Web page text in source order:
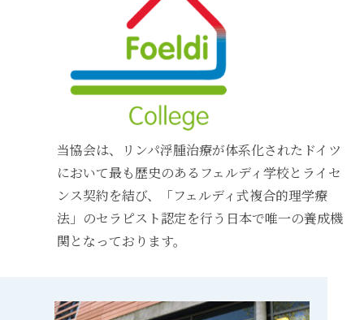
当協会は、リンパ浮腫治療が体系化されたドイツ
において最も歴史のあるフェルディ学校とライセ
ンス契約を結び、「フェルディ式複合的理学療
法」のセラピスト認定を行う日本で唯一の養成機
関となっております。